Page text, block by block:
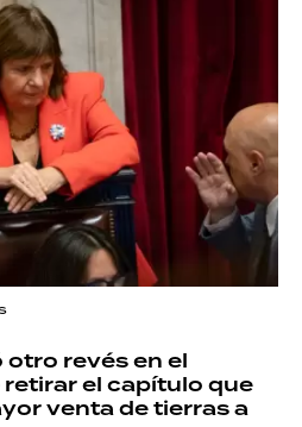
revés en el
el capítulo que
venta de tierras a